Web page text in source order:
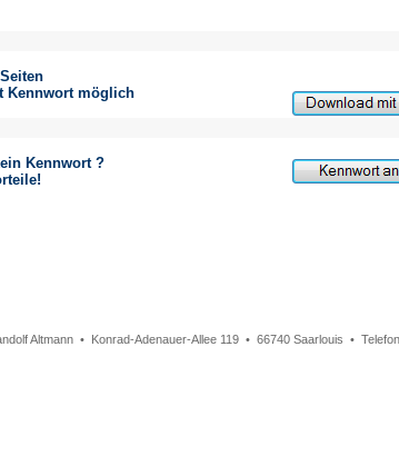
Kennwort möglich
Kennwort ?
Altmann • Konrad-Adenauer-Allee 119 • 66740 Saarlouis •